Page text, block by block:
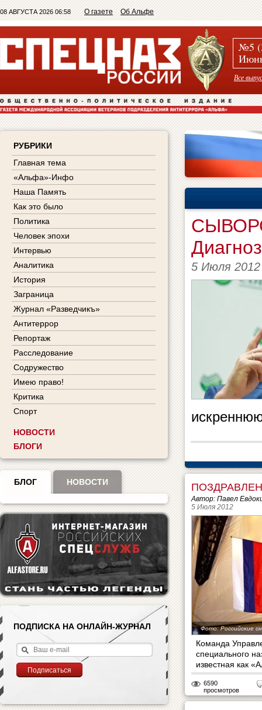
08 АВГУСТА 2026 06:58 О газете Об Альфе
№5
Все
РУБРИКИ
Главная тема
«Альфа»-Инфо
Наша Память
Как это было
Политика
Человек эпохи
Интервью
Аналитика
История
Заграница
Журнал «Разведчикъ»
Антитеррор
Репортаж
Расследование
Содружество
Имею право!
Критика
Спорт
НОВОСТИ
БЛОГИ
БЛОГ НОВОСТИ
ПОДПИСКА НА ОНЛАЙН-ЖУРНАЛ
5 Июля 2012
Автор: Павел
5 Июля 2012
Фото: Российские
Команда
специального
известная как
6590
просмотров